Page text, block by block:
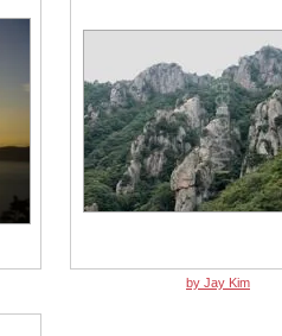
by Jay Kim